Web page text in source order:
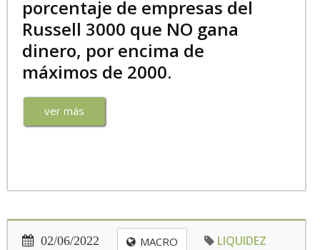
porcentaje de empresas del
Russell 3000 que NO gana
dinero, por encima de
máximos de 2000.
ver más
02/06/2022 MACRO LIQUIDEZ